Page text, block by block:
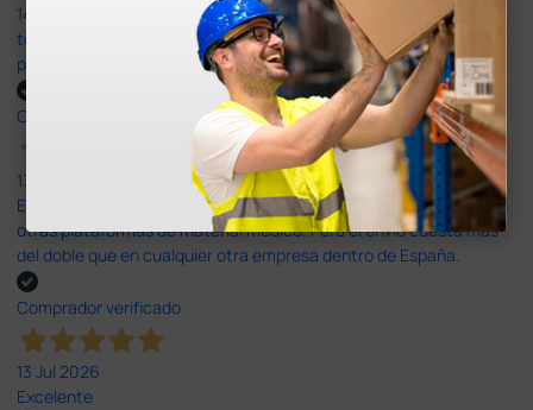
14 Jul 2026
todo correcto. podria señalar que un poco caro los portes y el
plazo de entrega se alarga.
Comprador verificado
13 Jul 2026
Es fácil hacer el pedido. El producto, bastante mas barato que en
otras plataformas de material médico. Pero el envío cuesta más
del doble que en cualquier otra empresa dentro de España.
Comprador verificado
13 Jul 2026
Excelente